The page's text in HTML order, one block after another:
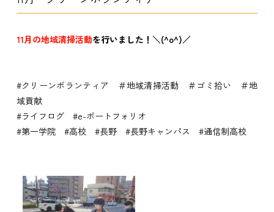
11月の地域清掃活動を行いました！＼(^o^)／
#クリーンボランティア ＃地域清掃活動 ＃ゴミ拾い ＃地
域貢献
#ライフログ #e-ポートフォリオ
#第一学院 #高校 #長野 #長野キャンパス #通信制高校